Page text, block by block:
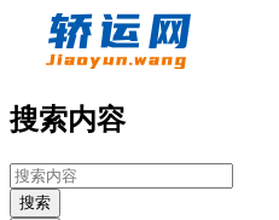
搜索内容
搜索